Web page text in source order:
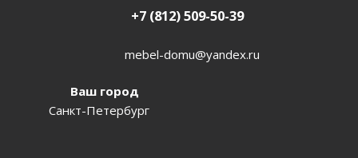
+7 (812) 509-50-39
mebel-domu@yandex.ru
Ваш город
Санкт-Петербург